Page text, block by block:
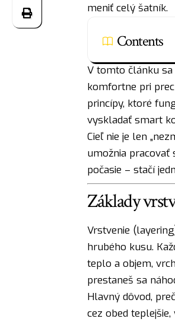
meniť celý šatník.
Contents
V tomto článku sa
komfortne pri
princípy, ktoré
vyskladať smart
Cieľ nie je len
umožnia pracovať
počasie – stačí
Základy
Vrstvenie
hrubého kusu.
teplo a objem,
prestaneš sa
Hlavný dôvod,
cez obed